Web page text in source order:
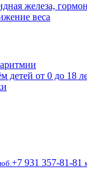
железа,
веса
детей от 0 до 18
+7 931 357‑81‑81